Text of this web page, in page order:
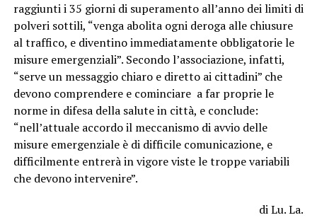
raggiunti i 35 giorni di superamento all’anno dei limiti di
polveri sottili, “venga abolita ogni deroga alle chiusure
al traffico, e diventino immediatamente obbligatorie le
misure emergenziali”. Secondo l’associazione, infatti,
“serve un messaggio chiaro e diretto ai cittadini” che
devono comprendere e cominciare a far proprie le
norme in difesa della salute in città, e conclude:
“nell’attuale accordo il meccanismo di avvio delle
misure emergenziale è di difficile comunicazione, e
difficilmente entrerà in vigore viste le troppe variabili
che devono intervenire”.
di Lu. La.